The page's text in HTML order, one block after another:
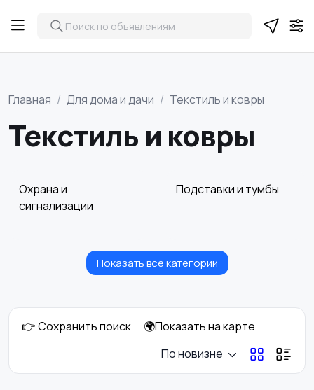
Главная Для дома и дачи Текстиль и ковры
Текстиль и ковры
Охрана и
сигнализации
Подставки и тумбы
Растения и семена
Садовая мебель
Показать все категории
👉 Сохранить поиск
🌍Показать на карте
По новизне